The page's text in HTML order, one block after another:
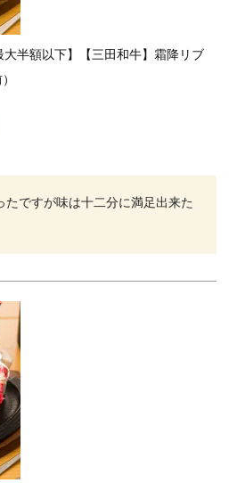
半額以下】【三田和牛】霜降リブ
たですが味は十二分に満足出来た